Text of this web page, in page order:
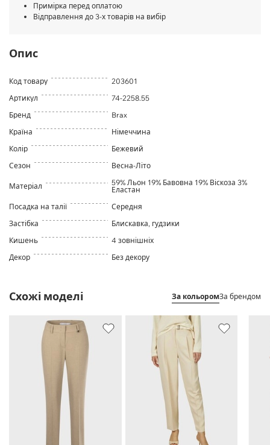
Примірка перед оплатою
Відправлення до 3-х товарів на вибір
Опис
Код товару
203601
Артикул
74-2258.55
Бренд
Brax
Країна
Німеччина
Колір
Бежевий
Сезон
Весна-Літо
Матеріал
59% Льон 19% Бавовна 19% Віскоза 3%
Еластан
Посадка на талії
Середня
Застібка
Блискавка, гудзики
Кишень
4 зовнішніх
Декор
Без декору
Схожі моделі За кольоромЗа брендом